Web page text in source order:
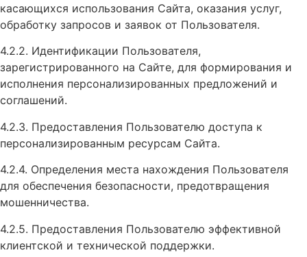
касающихся использования Сайта, оказания услуг,
обработку запросов и заявок от Пользователя.
4.2.2. Идентификации Пользователя,
зарегистрированного на Сайте, для формирования и
исполнения персонализированных предложений и
соглашений.
4.2.3. Предоставления Пользователю доступа к
персонализированным ресурсам Сайта.
4.2.4. Определения места нахождения Пользователя
для обеспечения безопасности, предотвращения
мошенничества.
4.2.5. Предоставления Пользователю эффективной
клиентской и технической поддержки.